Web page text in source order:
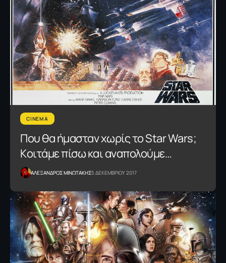
CINEMA
Που θα ήμασταν χωρίς το Star Wars;
Kοιτάμε πίσω και αναπολούμε…
ΑΛΕΞΑΝΔΡΟΣ ΜΙΝΩΤΑΚΗΣ5 ΔΕΚΕΜΒΡΙΟΥ 2017